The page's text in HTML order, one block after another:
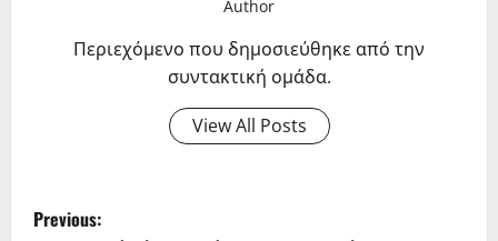
Author
Περιεχόμενο που δημοσιεύθηκε από την
συντακτική ομάδα.
View All Posts
P
Previous: